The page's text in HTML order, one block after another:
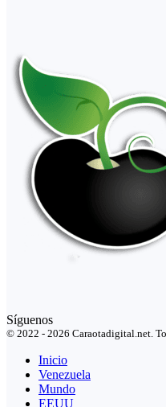
Síguenos
© 2022 - 2026 Caraotadigital.net.
Inicio
Venezuela
Mundo
EEUU